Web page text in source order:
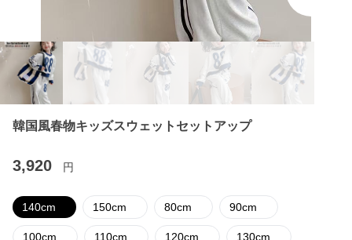
韓国風春物キッズスウェットセットアップ
3,920 円
140cm 150cm 80cm 90cm
100cm 110cm 120cm 130cm